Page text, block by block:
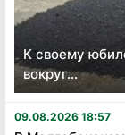
К своему
вокруг...
09.08.2026 18:57